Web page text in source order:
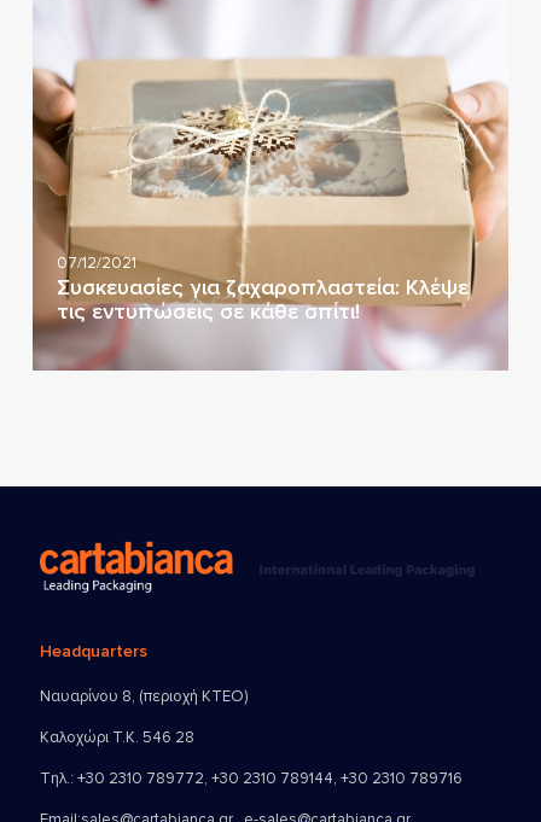
07/12/2021
Συσκευασίες για ζαχαροπλαστεία: Κλέψε
τις εντυπώσεις σε κάθε σπίτι!
Headquarters
Ναυαρίνου 8, (περιοχή ΚΤΕΟ)
Καλοχώρι Τ.Κ. 546 28
Τηλ.: +30 2310 789772, +30 2310 789144, +30 2310 789716